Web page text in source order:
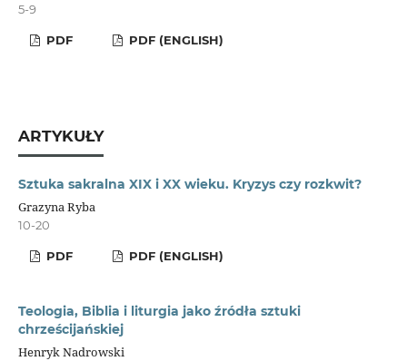
5-9
PDF PDF (ENGLISH)
ARTYKUŁY
Sztuka sakralna XIX i XX wieku. Kryzys czy rozkwit?
Grazyna Ryba
10-20
PDF PDF (ENGLISH)
Teologia, Biblia i liturgia jako źródła sztuki
chrześcijańskiej
Henryk Nadrowski